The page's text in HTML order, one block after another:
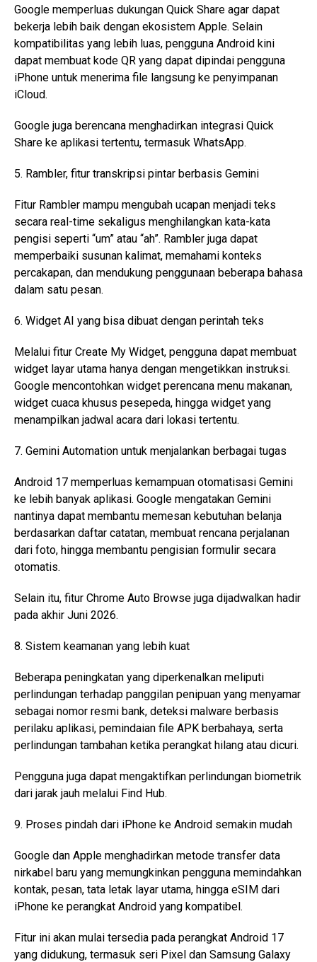
Google memperluas dukungan Quick Share agar dapat
bekerja lebih baik dengan ekosistem Apple. Selain
kompatibilitas yang lebih luas, pengguna Android kini
dapat membuat kode QR yang dapat dipindai pengguna
iPhone untuk menerima file langsung ke penyimpanan
iCloud.
Google juga berencana menghadirkan integrasi Quick
Share ke aplikasi tertentu, termasuk WhatsApp.
5. Rambler, fitur transkripsi pintar berbasis Gemini
Fitur Rambler mampu mengubah ucapan menjadi teks
secara real-time sekaligus menghilangkan kata-kata
pengisi seperti “um” atau “ah”. Rambler juga dapat
memperbaiki susunan kalimat, memahami konteks
percakapan, dan mendukung penggunaan beberapa bahasa
dalam satu pesan.
6. Widget AI yang bisa dibuat dengan perintah teks
Melalui fitur Create My Widget, pengguna dapat membuat
widget layar utama hanya dengan mengetikkan instruksi.
Google mencontohkan widget perencana menu makanan,
widget cuaca khusus pesepeda, hingga widget yang
menampilkan jadwal acara dari lokasi tertentu.
7. Gemini Automation untuk menjalankan berbagai tugas
Android 17 memperluas kemampuan otomatisasi Gemini
ke lebih banyak aplikasi. Google mengatakan Gemini
nantinya dapat membantu memesan kebutuhan belanja
berdasarkan daftar catatan, membuat rencana perjalanan
dari foto, hingga membantu pengisian formulir secara
otomatis.
Selain itu, fitur Chrome Auto Browse juga dijadwalkan hadir
pada akhir Juni 2026.
8. Sistem keamanan yang lebih kuat
Beberapa peningkatan yang diperkenalkan meliputi
perlindungan terhadap panggilan penipuan yang menyamar
sebagai nomor resmi bank, deteksi malware berbasis
perilaku aplikasi, pemindaian file APK berbahaya, serta
perlindungan tambahan ketika perangkat hilang atau dicuri.
Pengguna juga dapat mengaktifkan perlindungan biometrik
dari jarak jauh melalui Find Hub.
9. Proses pindah dari iPhone ke Android semakin mudah
Google dan Apple menghadirkan metode transfer data
nirkabel baru yang memungkinkan pengguna memindahkan
kontak, pesan, tata letak layar utama, hingga eSIM dari
iPhone ke perangkat Android yang kompatibel.
Fitur ini akan mulai tersedia pada perangkat Android 17
yang didukung, termasuk seri Pixel dan Samsung Galaxy